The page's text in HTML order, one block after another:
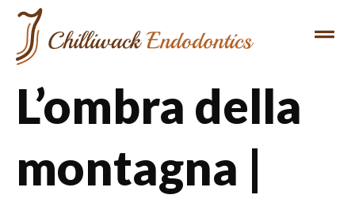
L’ombra della
montagna |